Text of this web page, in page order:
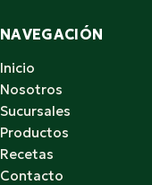
NAVEGACIÓN
Inicio
Nosotros
Sucursales
Productos
Recetas
Contacto